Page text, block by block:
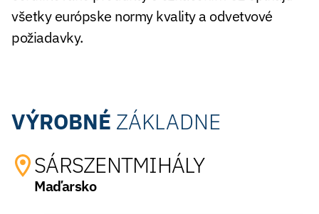
všetky európske normy kvality a odvetvové
požiadavky.
VÝROBNÉ ZÁKLADNE
SÁRSZENTMIHÁLY
Maďarsko